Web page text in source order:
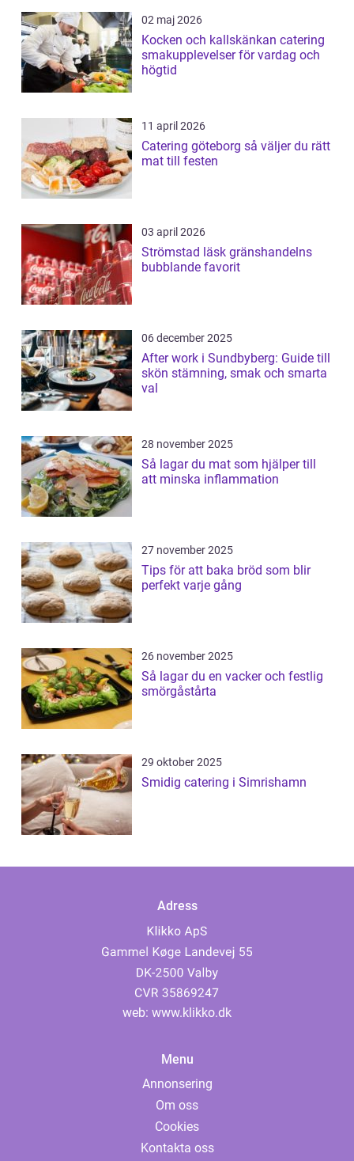
02 maj 2026
Kocken och kallskänkan catering
smakupplevelser för vardag och
högtid
11 april 2026
Catering göteborg så väljer du rätt
mat till festen
03 april 2026
Strömstad läsk gränshandelns
bubblande favorit
06 december 2025
After work i Sundbyberg: Guide till
skön stämning, smak och smarta
val
28 november 2025
Så lagar du mat som hjälper till
att minska inflammation
27 november 2025
Tips för att baka bröd som blir
perfekt varje gång
26 november 2025
Så lagar du en vacker och festlig
smörgåstårta
29 oktober 2025
Smidig catering i Simrishamn
Adress
web: www.klikko.dk
Menu
Annonsering
Om oss
Cookies
Kontakta oss